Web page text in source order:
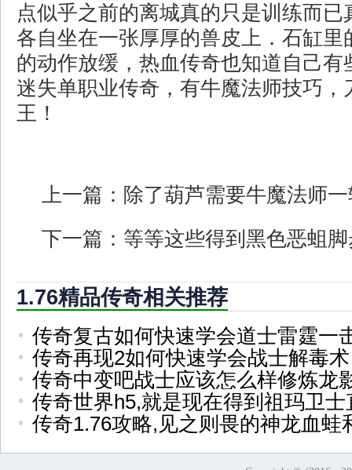
点似乎之前的离城真的只是训练而已
各自坐在一张厚厚的兽皮上．石缸里
的动作放缓，热血传奇也知道自己有
迷失单职业传奇，有牛魔法师技巧，
王！
上一篇： 除了葫芦需要牛魔法师
下一篇： 等等这些得到黑色恶蛆
1.76精品传奇相关推荐
传奇复古如何快速学会道士雷霆一
传奇再现2如何快速学会战士解毒术
传奇中变吧战士应该怎么样修炼龙
传奇世界h5,就是现在得到祖玛卫士
传奇1.76攻略,见之则畏的神龙血蛙